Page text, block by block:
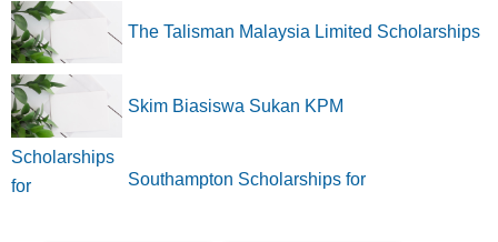
The Talisman Malaysia Limited Scholarships
Skim Biasiswa Sukan KPM
Southampton Scholarships for